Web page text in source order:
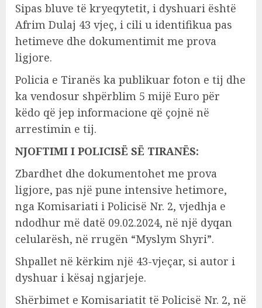
Sipas bluve të kryeqytetit, i dyshuari është
Afrim Dulaj 43 vjeç, i cili u identifikua pas
hetimeve dhe dokumentimit me prova
ligjore.
Policia e Tiranës ka publikuar foton e tij dhe
ka vendosur shpërblim 5 mijë Euro për
këdo që jep informacione që çojnë në
arrestimin e tij.
NJOFTIMI I POLICISË SË TIRANËS:
Zbardhet dhe dokumentohet me prova
ligjore, pas një pune intensive hetimore,
nga Komisariati i Policisë Nr. 2, vjedhja e
ndodhur më datë 09.02.2024, në një dyqan
celularësh, në rrugën “Myslym Shyri”.
Shpallet në kërkim një 43-vjeçar, si autor i
dyshuar i kësaj ngjarjeje.
Shërbimet e Komisariatit të Policisë Nr. 2, në